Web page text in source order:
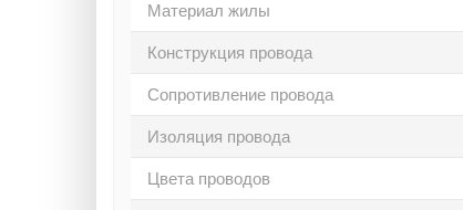
Материал жилы
Конструкция провода
Сопротивление провода
Изоляция провода
Цвета проводов